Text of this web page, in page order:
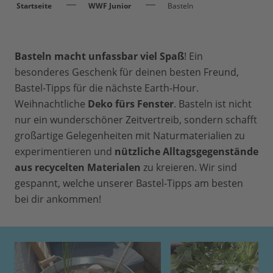
Startseite WWF Junior Basteln
Basteln macht unfassbar viel Spaß! Ein
besonderes Geschenk für deinen besten Freund,
Bastel-Tipps für die nächste Earth-Hour.
Weihnachtliche Deko fürs Fenster. Basteln ist nicht
nur ein wunderschöner Zeitvertreib, sondern schafft
großartige Gelegenheiten mit Naturmaterialien zu
experimentieren und nützliche Alltagsgegenstände
aus recycelten Materialen zu kreieren. Wir sind
gespannt, welche unserer Bastel-Tipps am besten
bei dir ankommen!